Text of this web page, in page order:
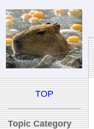
TOP
Topic Category